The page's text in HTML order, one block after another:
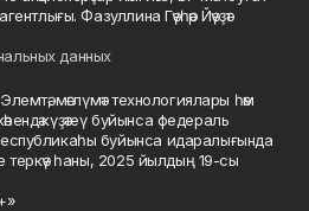
Фазуллина Гәүһәр Йәүҙәт
данных
мәғлүмәт технологиялары һәм
күҙәтеү буйынса федераль
буйынса идаралығында
теркәү һаны, 2025 йылдың 19-сы